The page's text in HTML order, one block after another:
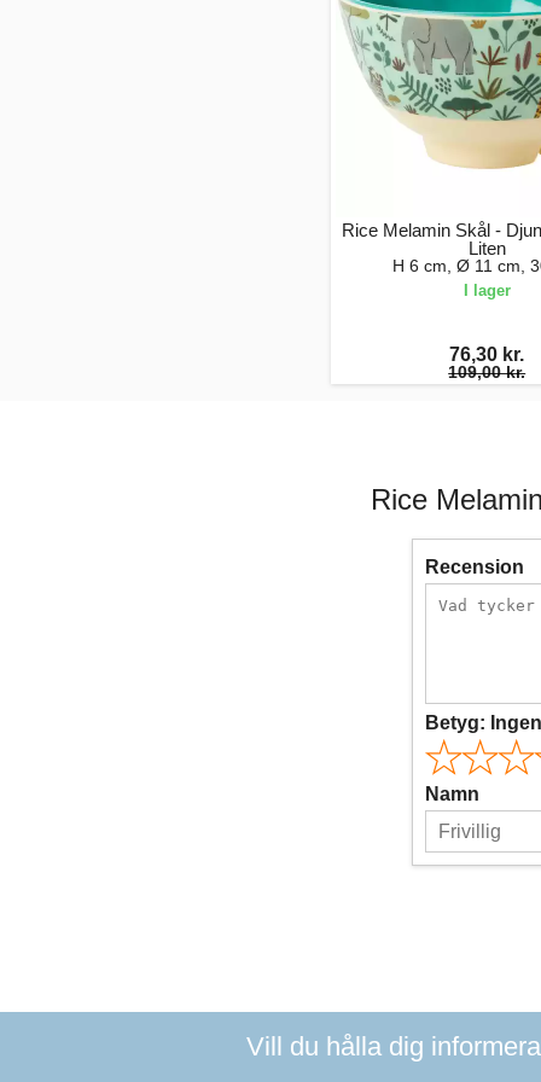
Rice Melamin Skål -
Liten
H 6 cm, Ø 11 cm,
I lager
76,30 kr.
109,00 kr.
Rice
Recension
Betyg: Ingen
Namn
Vill du hålla dig